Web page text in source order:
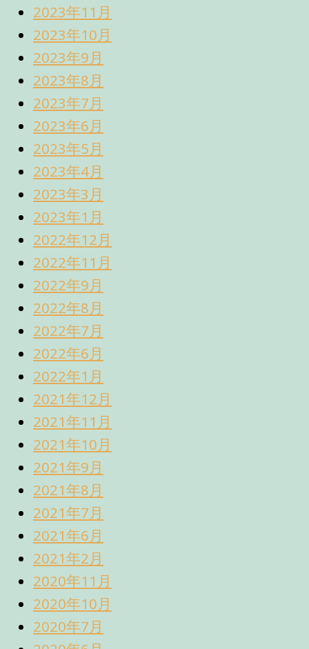
2023年11月
2023年10月
2023年9月
2023年8月
2023年7月
2023年6月
2023年5月
2023年4月
2023年3月
2023年1月
2022年12月
2022年11月
2022年9月
2022年8月
2022年7月
2022年6月
2022年1月
2021年12月
2021年11月
2021年10月
2021年9月
2021年8月
2021年7月
2021年6月
2021年2月
2020年11月
2020年10月
2020年7月